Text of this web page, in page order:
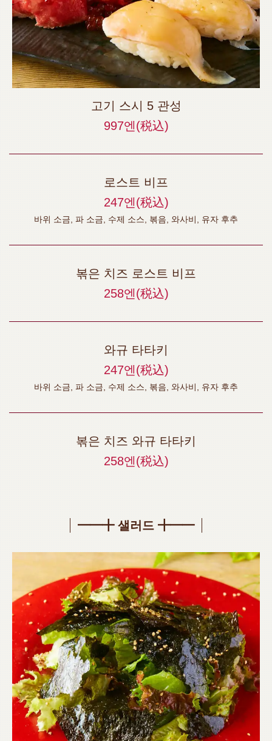
고기 스시 5 관성
997엔 (税込)
로스트 비프
247엔 (税込)
바위 소금, 파 소금, 수제 소스, 볶음, 와사비, 유자 후추
볶은 치즈 로스트 비프
258엔 (税込)
와규 타타키
247엔 (税込)
바위 소금, 파 소금, 수제 소스, 볶음, 와사비, 유자 후추
볶은 치즈 와규 타타키
258엔 (税込)
━━╋ 샐러드 ╋━━